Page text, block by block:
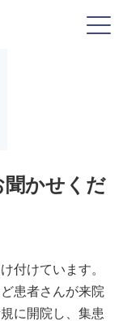
かせくだ
付けています。
患者さんが来院
に開院し、集患